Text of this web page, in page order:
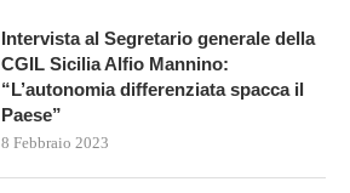
Intervista al Segretario generale della
CGIL Sicilia Alfio Mannino:
“L’autonomia differenziata spacca il
Paese”
8 Febbraio 2023